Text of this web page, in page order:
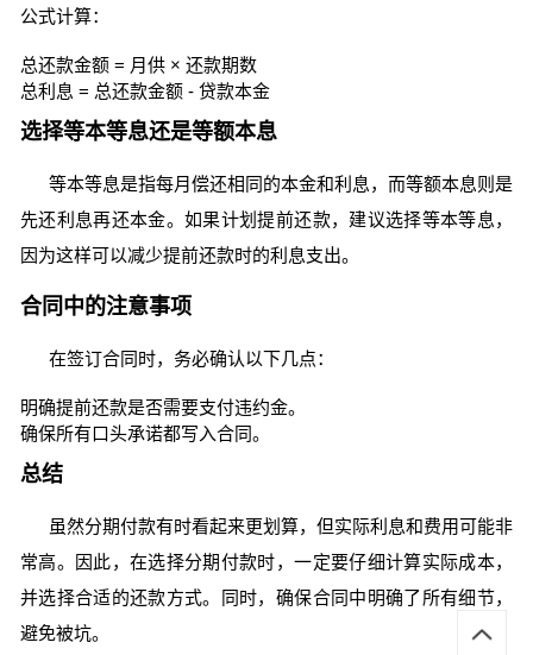
公式计算：
总还款金额 = 月供 × 还款期数
总利息 = 总还款金额 - 贷款本金
选择等本等息还是等额本息
等本等息是指每月偿还相同的本金和利息，而等额本息则是
先还利息再还本金。如果计划提前还款，建议选择等本等息，
因为这样可以减少提前还款时的利息支出。
合同中的注意事项
在签订合同时，务必确认以下几点：
明确提前还款是否需要支付违约金。
确保所有口头承诺都写入合同。
总结
虽然分期付款有时看起来更划算，但实际利息和费用可能非
常高。因此，在选择分期付款时，一定要仔细计算实际成本，
并选择合适的还款方式。同时，确保合同中明确了所有细节，
避免被坑。